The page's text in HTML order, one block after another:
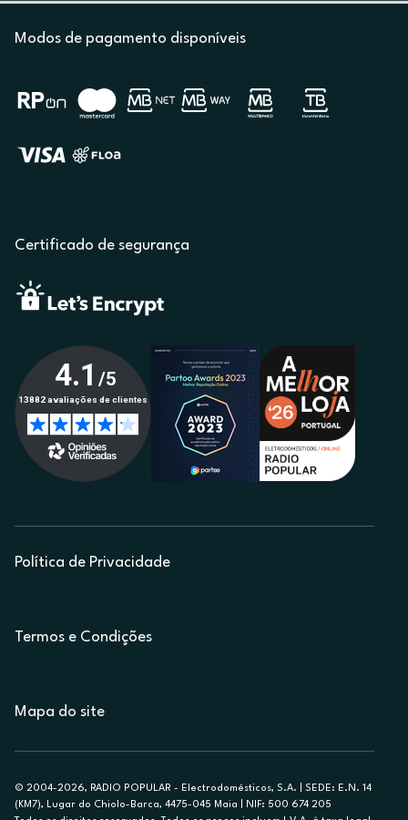
Modos de pagamento disponíveis
Certificado de segurança
Política de Privacidade
Termos e Condições
Mapa do site
© 2004-2026, RADIO POPULAR - Electrodomésticos, S.A. | SEDE: E.N. 14
(KM7), Lugar do Chiolo-Barca, 4475-045 Maia | NIF: 500 674 205